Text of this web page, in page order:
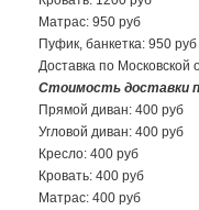
Матрас: 950 руб
Пуфик, банкетка: 950 руб
Доставка по
Стоимость доставки
Прямой диван: 400 руб
Угловой диван: 400 руб
Кресло: 400 руб
Кровать: 400 руб
Матрас: 400 руб